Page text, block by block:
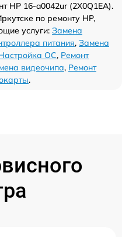
HP 16-a0042ur (2X0Q1EA).
по ремонту HP,
услуги: Замена
питания, Замена
ОС, Ремонт
видеочипа, Ремонт
.